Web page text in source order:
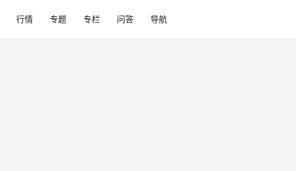
行情 专题 专栏 问答 导航